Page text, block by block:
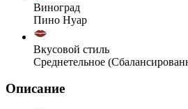
Виноград
Пино Нуар
Вкусовой стиль
Среднетельное
Описание